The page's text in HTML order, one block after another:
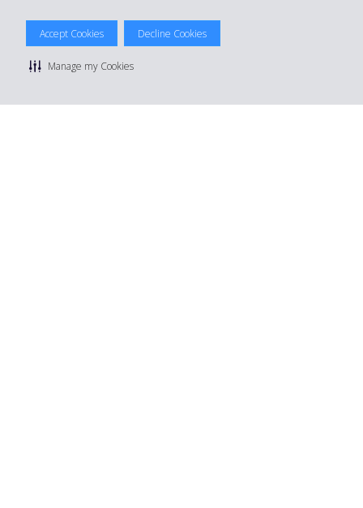
Accept Cookies Decline Cookies
Manage my Cookies
© 2026 The Hertz System, Inc.
Politique de confidentialité | Conditions d'utilisation du site
Conditions de location
Gérer mes cookies